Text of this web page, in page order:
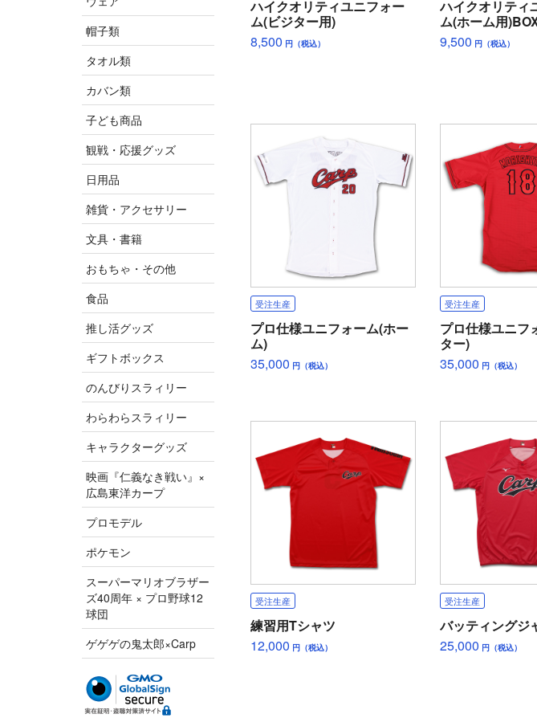
帽子類
タオル類
カバン類
子ども商品
観戦・応援グッズ
日用品
雑貨・アクセサリー
文具・書籍
おもちゃ・その他
食品
推し活グッズ
ギフトボックス
のんびりスラィリー
わらわらスラィリー
キャラクターグッズ
映画『仁義なき戦い』×
広島東洋カープ
プロモデル
ポケモン
スーパーマリオブラザー
ズ40周年 × プロ野球12
球団
ゲゲゲの鬼太郎×Carp
ハイクオリティユニフォー
ム(ビジター用)
8,500 円（税込）
ハイクオリティ
ム(ホーム用
9,500 円（税込）
受注生産
プロ仕様ユニフォーム(ホー
ム)
35,000 円（税込）
受注生産
プロ仕様ユニフ
ター)
35,000 円（税込）
受注生産
練習用Tシャツ
12,000 円（税込）
受注生産
バッティングジ
25,000 円（税込）